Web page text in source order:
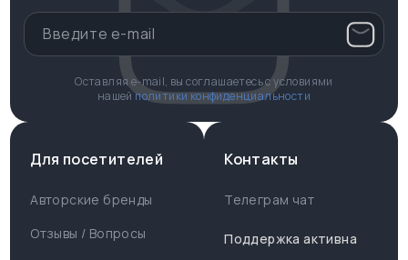
Для посетителей
Авторские бренды
Отзывы / Вопросы
Оставляя e-mail, вы соглашаетесь с условиями
нашейполитики конфиденциальности
Контакты
Телеграм чат
Поддержка активна